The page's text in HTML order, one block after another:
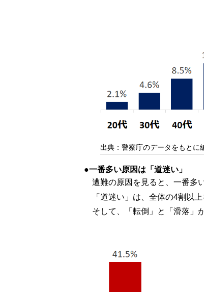
出典：警察庁のデータをもとに
一番多い原因は「道迷い」
遭難の原因を見ると、一番多
「道迷い」は、全体の4割以
そして、「転倒」と「滑落」